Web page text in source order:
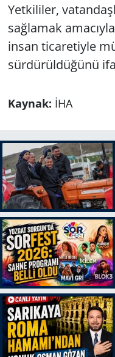
Yetkililer,
sağlamak
insan ticaretiyle
sürdürüldüğünü
Kaynak: İHA